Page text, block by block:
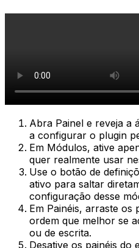
Abra Painel e reveja a
a configurar o plugin
Em Módulos, ative
quer realmente usar
Use o botão de
ativo para saltar
configuração desse
Em Painéis, arraste os
ordem que melhor se
ou de escrita.
Desative os painéis do